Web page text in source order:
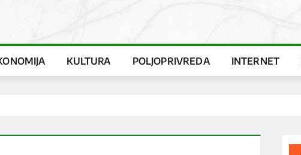
KULTURA POLJOPRIVREDA INTERNET